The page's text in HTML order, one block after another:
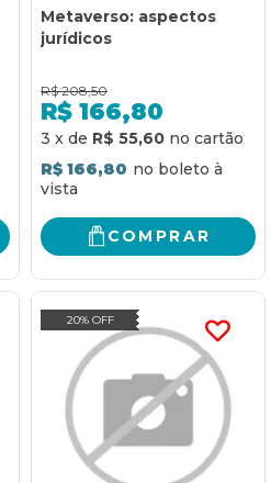
Metaverso: aspectos
jurídicos
R$ 208,50
R$ 166,80
3 x de R$ 55,60
R$ 166,80
COMPRAR
20% OFF